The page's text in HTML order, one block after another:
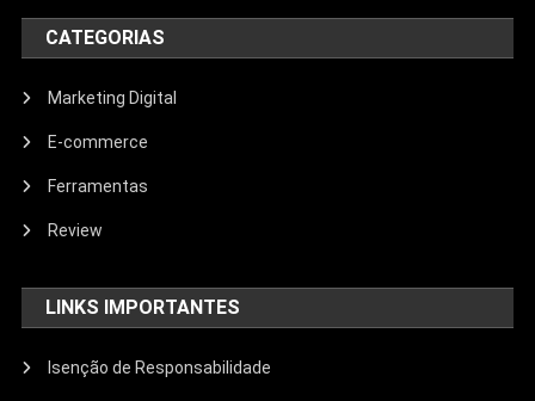
CATEGORIAS
Marketing Digital
E-commerce
Ferramentas
Review
LINKS IMPORTANTES
Isenção de Responsabilidade